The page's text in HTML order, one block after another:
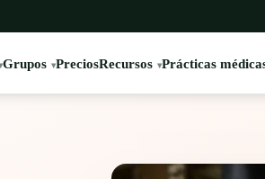
Grupos PreciosRecursos Prácticas